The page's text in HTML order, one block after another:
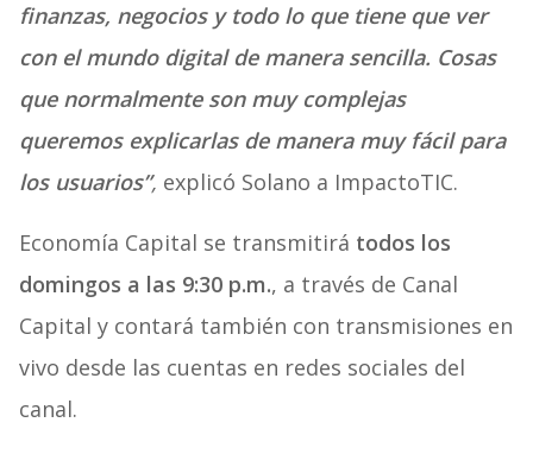
finanzas, negocios y todo lo que tiene que ver
con el mundo digital de manera sencilla. Cosas
que normalmente son muy complejas
queremos explicarlas de manera muy fácil para
los usuarios”, explicó Solano a ImpactoTIC.
Economía Capital se transmitirá todos los
domingos a las 9:30 p.m., a través de Canal
Capital y contará también con transmisiones en
vivo desde las cuentas en redes sociales del
canal.